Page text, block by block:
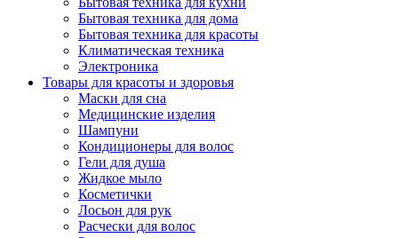
Бытовая техника для дома
Бытовая техника для красоты
Климатическая техника
Электроника
Товары для красоты и здоровья
Маски для сна
Медицинские изделия
Шампуни
Кондиционеры для волос
Гели для душа
Жидкое мыло
Косметички
Лосьон для рук
Расчески для волос